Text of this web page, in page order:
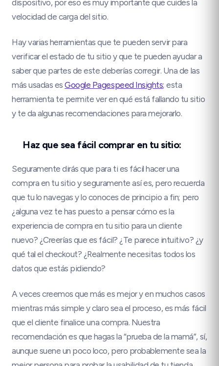
dispositivo, por eso es muy importante que cuides la
velocidad de carga del sitio.
Hay varias herramientas que te pueden servir para
verificar el estado de tu sitio y que te pueden ayudar a
saber que partes de este deberías corregir. Una de las
más usadas esGoogle Pagespeed Insights; esta
herramienta te permite ver en qué está fallando tu sitio
y te da algunas recomendaciones para mejorarlo.
Haz que sea fácil comprar en tu sitio:
Seguramente dirás que para ti es fácil hacer una
compra en tu sitio y seguramente así es, pero recuerda
que tu lo navegas y lo conoces de principio a fin; pero
¿alguna vez te has puesto a pensar cómo es la
experiencia de compra en tu sitio para un cliente
nuevo? ¿Creerías que es fácil? ¿Te parece intuitivo? ¿y
qué tal el checkout? ¿Realmente necesitas todos los
datos que estás pidiendo?
A veces creemos que más es mejor y en muchos casos
mientras más simple y claro sea el proceso, es más fácil
que el cliente finalice una compra. Nuestra
recomendación es que hagas la “prueba de la mamá”, sí,
aunque suene un poco loco, pero probablemente sea la